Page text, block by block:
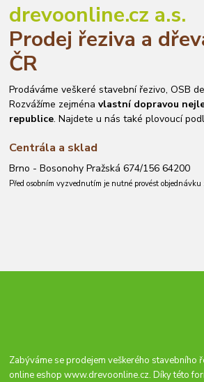
drevoonline.cz a.s.
Prodej řeziva a
ČR
Prodáváme veškeré stavební řezivo, OSB
Rozvážíme zejménavlastní dopravou
republice. Najdete u nás také plovoucí
Centrála a sklad
Brno - Bosonohy Pražská 674/156 64200
Před osobním vyzvednutím je nutné provést objednávku
Zabýváme se prodejem veškerého stavebního
online eshopwww.drevoonline.cz. Díky této